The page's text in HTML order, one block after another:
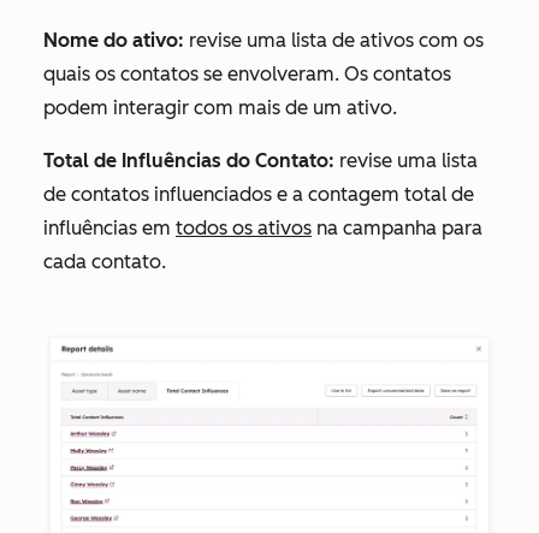
Nome do ativo: revise uma lista de ativos com os
quais os contatos se envolveram. Os contatos
podem interagir com mais de um ativo.
Total de Influências do Contato: revise uma lista
de contatos influenciados e a contagem total de
influências em todos os ativos na campanha para
cada contato.